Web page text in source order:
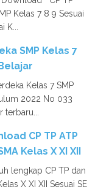
Kelas 7 8 9 Sesuai
K...
SMP Kelas 7
Kelas 7 SMP
2022 No 033
terbaru...
CP TP ATP
Kelas X XI XII
lengkap CP TP dan
X XI XII Sesuai SE